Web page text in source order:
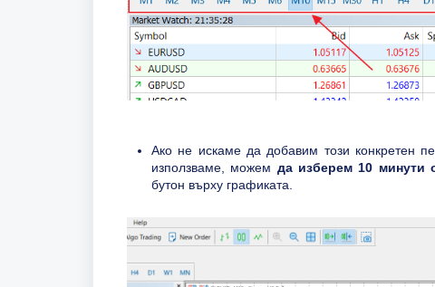
Ако не искаме да добавим този конкретен
използваме, можем да изберем 10 минути
бутон върху графиката.